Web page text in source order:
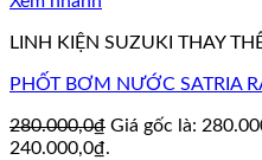
LINH KIỆN SUZUKI THAY
PHỐT BƠM NƯỚC SATRIA
280.000,0₫ Giá gốc là:
240.000,0₫.